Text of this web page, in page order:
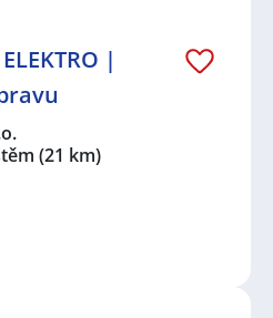
|
(21 km)